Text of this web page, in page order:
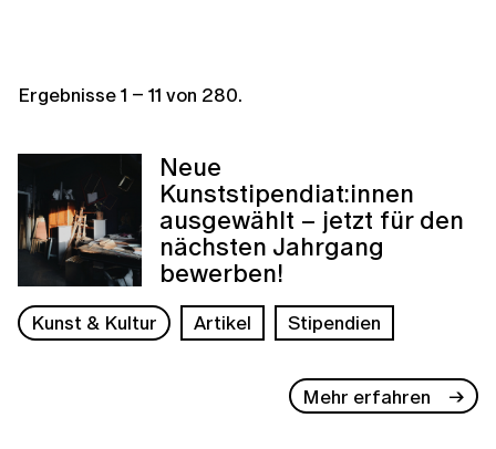
Ergebnisse1 – 11 von 280.
Neue
Kunststipendiat:innen
ausgewählt – jetzt für den
nächsten Jahrgang
bewerben!
Kunst & Kultur Artikel Stipendien
Mehr erfahren